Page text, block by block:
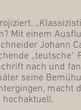
Mit einem
Johann
nach und
sei­ne
macht